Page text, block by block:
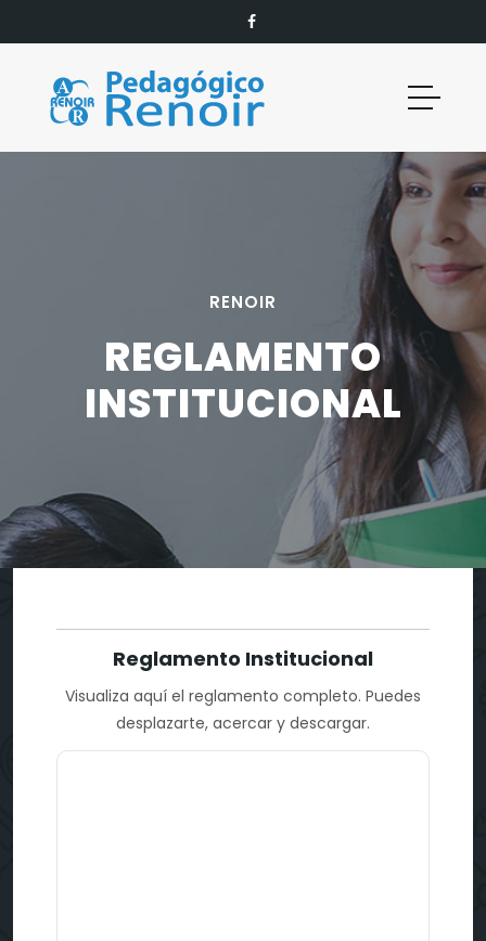
RENOIR
REGLAMENTO
INSTITUCIONAL
Reglamento Institucional
Visualiza aquí el reglamento completo. Puedes
desplazarte, acercar y descargar.